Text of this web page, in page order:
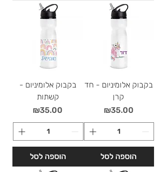
בקבוק אלומיניום - חד
קרן
מחיר
₪35.00
הוספה לסל
בקבוק אלומיניום -
קשתות
מחיר
₪35.00
הוספה לסל